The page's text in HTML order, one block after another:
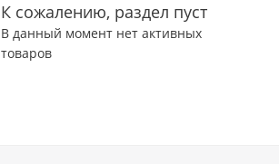
К сожалению, раздел пуст
В данный момент нет активных
товаров